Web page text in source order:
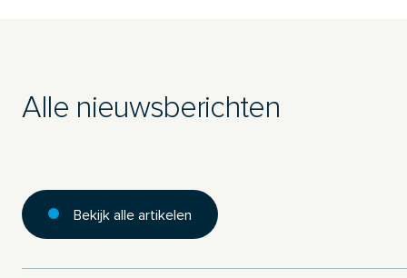
Alle nieuwsberichten
Bekijk alle artikelen